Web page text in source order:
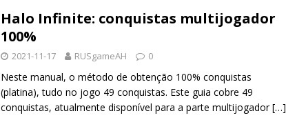
Halo Infinite: conquistas multijogador
100%
2021-11-17 RUSgameAH 0
Neste manual, o método de obtenção 100% conquistas
(platina), tudo no jogo 49 conquistas. Este guia cobre 49
conquistas, atualmente disponível para a parte multijogador[…]